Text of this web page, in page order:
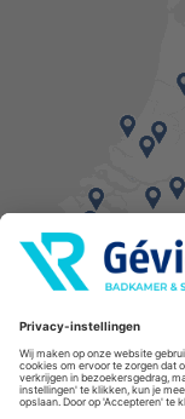
Vind een
* Bestellingen geplaatst